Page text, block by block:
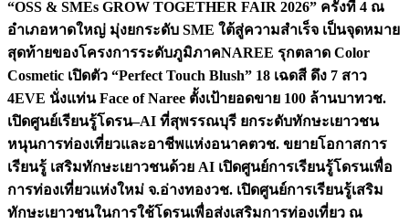
“OSS & SMEs GROW TOGETHER FAIR 2026” ครั้งที่ 4 ณ
อำเภอหาดใหญ่ มุ่งยกระดับ SME ใต้สู่ความสำเร็จ เป็นจุดหมาย
สุดท้ายของโครงการระดับภูมิภาคNAREE รุกตลาด Color
Cosmetic เปิดตัว “Perfect Touch Blush” 18 เฉดสี ดึง 7 สาว
4EVE นั่งแท่น Face of Naree ตั้งเป้ายอดขาย 100 ล้านบาทวช.
เปิดศูนย์เรียนรู้โดรน–AI ที่สุพรรณบุรี ยกระดับทักษะเยาวชน
หนุนการท่องเที่ยวและอาชีพแห่งอนาคตวช. ขยายโอกาสการ
เรียนรู้ เสริมทักษะเยาวชนด้วย AI เปิดศูนย์การเรียนรู้โดรนเพื่อ
การท่องเที่ยวแห่งใหม่ จ.อ่างทองวช. เปิดศูนย์การเรียนรู้เสริม
ทักษะเยาวชนในการใช้โดรนเพื่อส่งเสริมการท่องเที่ยว ณ